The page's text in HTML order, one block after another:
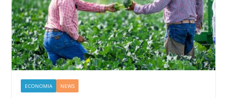
ECONOMIA NEWS